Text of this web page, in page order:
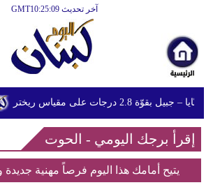
آخر تحديث GMT10:25:09
2.8 درجات على مقياس ريختر
إقرأ برجك اليومي - الحوت
يتيح أمامك هذا اليوم فرصاً مهنية جديدة